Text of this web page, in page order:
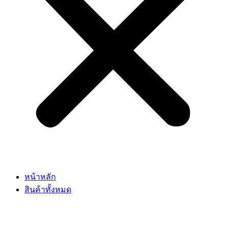
หน้าหลัก
สินค้าทั้งหมด